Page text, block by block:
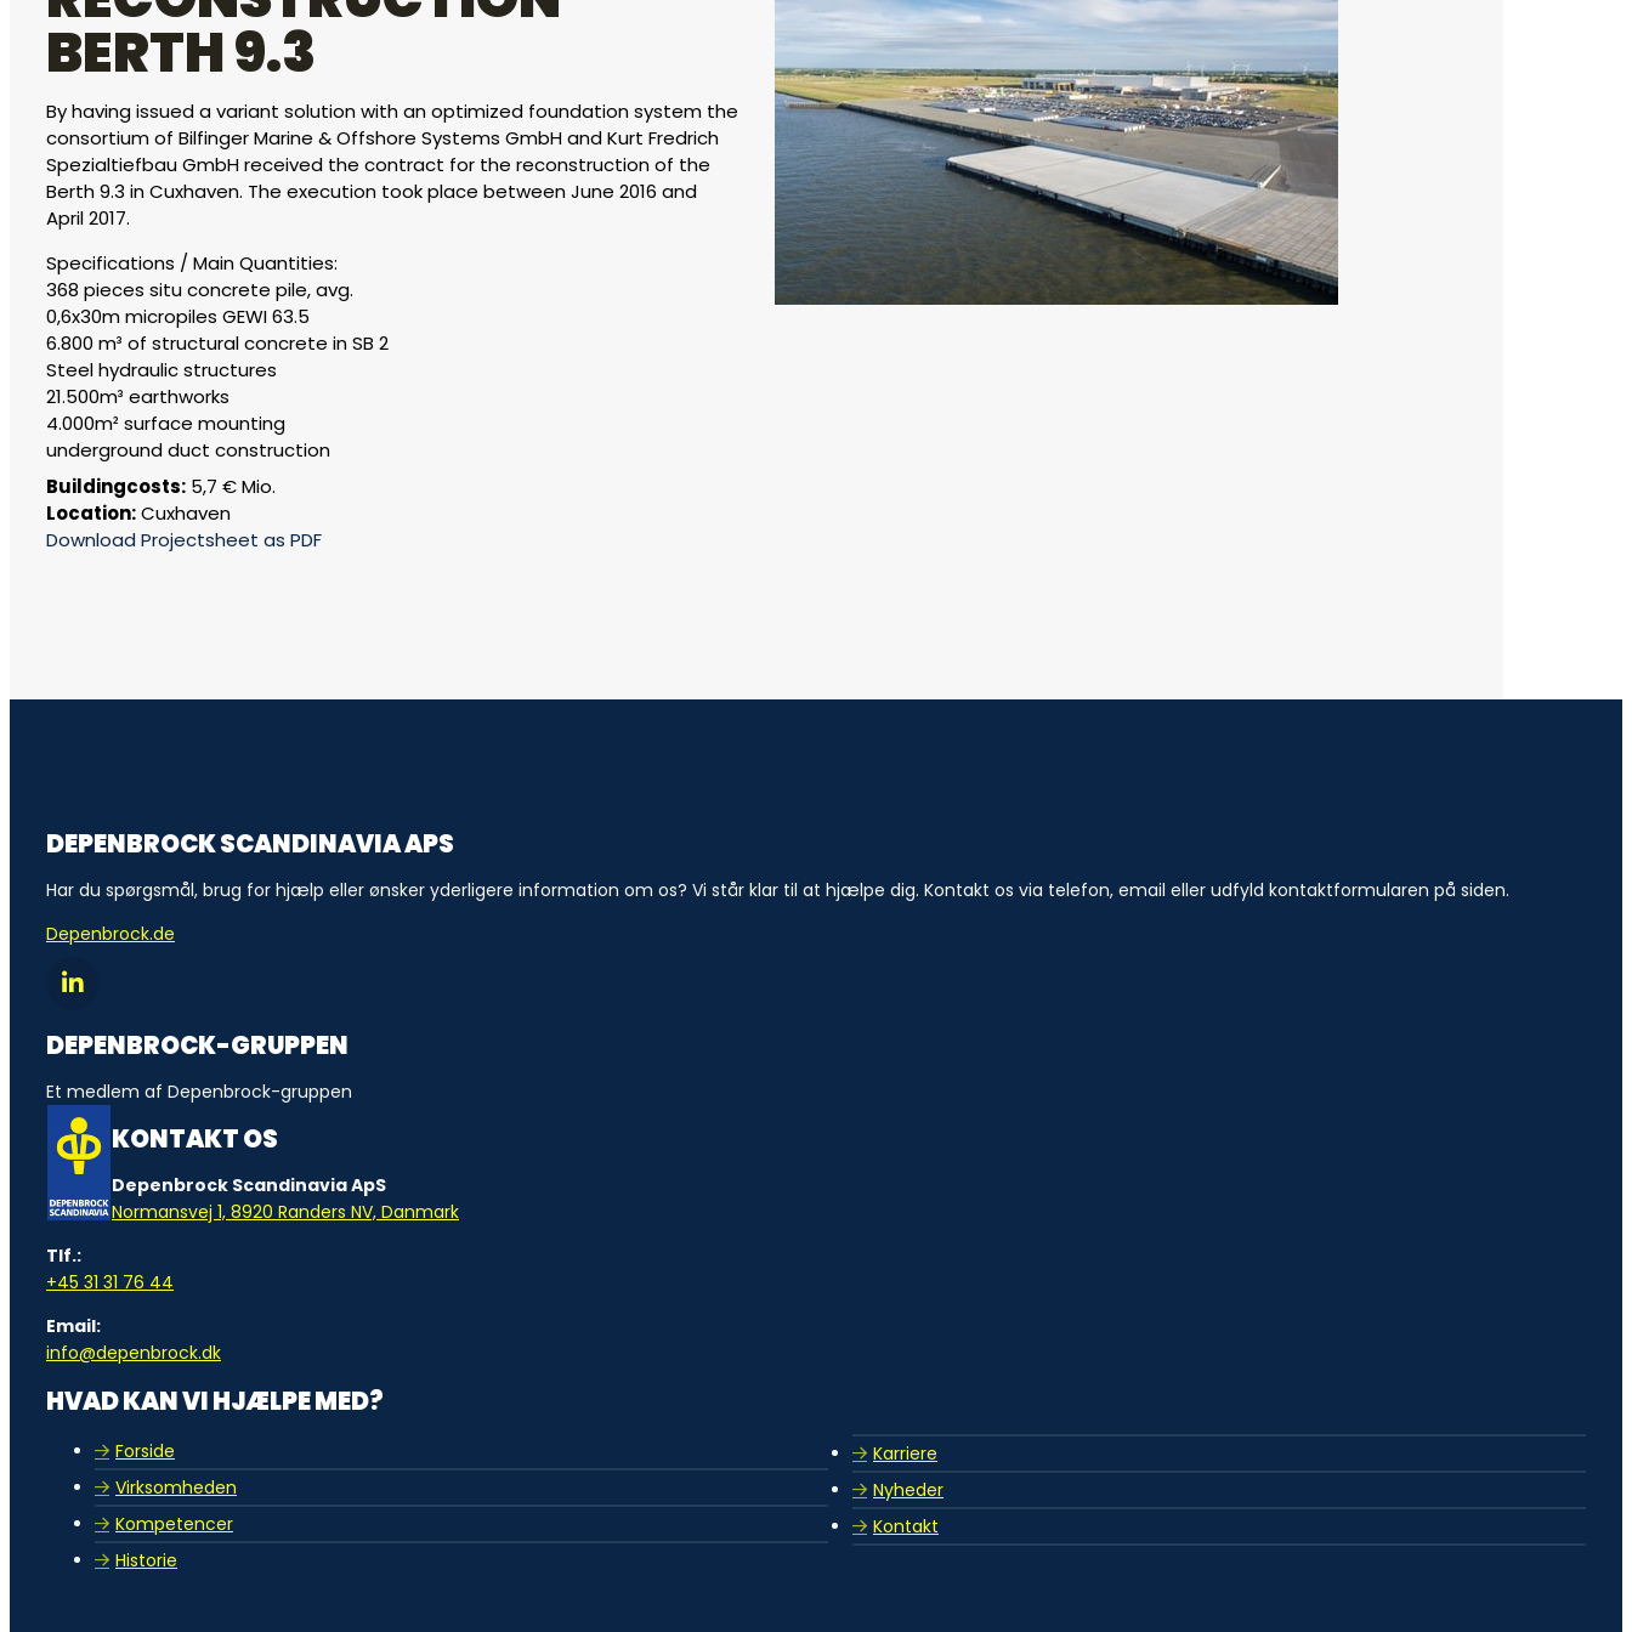
BERTH 9.3
By having issued a variant solution with an optimized foundation system the
consortium of Bilfinger Marine & Offshore Systems GmbH and Kurt Fredrich
Spezialtiefbau GmbH received the contract for the reconstruction of the
Berth 9.3 in Cuxhaven. The execution took place between June 2016 and
April 2017.
Specifications / Main Quantities:
368 pieces situ concrete pile, avg.
0,6x30m micropiles GEWI 63.5
6.800 m³ of structural concrete in SB 2
Steel hydraulic structures
21.500m³ earthworks
4.000m² surface mounting
underground duct construction
Buildingcosts: 5,7 € Mio.
Location:Cuxhaven
Download Projectsheet as PDF
DEPENBROCK SCANDINAVIA APS
Har du spørgsmål, brug for hjælp eller ønsker yderligere information om os? Vi står klar til at hjælpe dig. Kontakt os via telefon, email eller udfyld kontaktformularen på siden.
Depenbrock.de
DEPENBROCK-GRUPPEN
Et medlem af Depenbrock-gruppen
KONTAKT OS
Depenbrock Scandinavia ApS
Normansvej 1, 8920 Randers NV, Danmark
Tlf.:
+45 31 31 76 44
Email:
info@depenbrock.dk
HVAD KAN VI HJÆLPE MED?
Forside
Virksomheden
Kompetencer
Historie
Karriere
Nyheder
Kontakt